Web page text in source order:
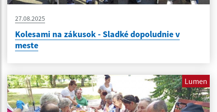
27.08.2025
Kolesami na zákusok - Sladké dopoludnie v
meste
Lumen